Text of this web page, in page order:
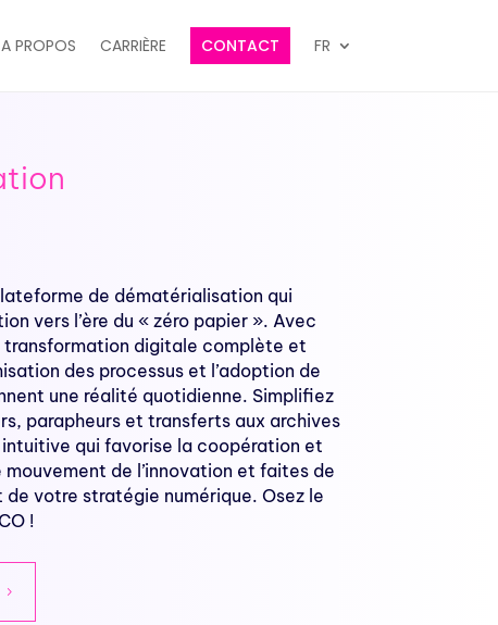
A PROPOS CARRIÈRE CONTACT FR
de dématérialisation qui
vers l’ère du « zéro papier ». Avec
transformation digitale complète et
des processus et l’adoption de
une réalité quotidienne. Simplifiez
parapheurs et transferts aux archives
qui favorise la coopération et
de l’innovation et faites de
votre stratégie numérique. Osez le
!